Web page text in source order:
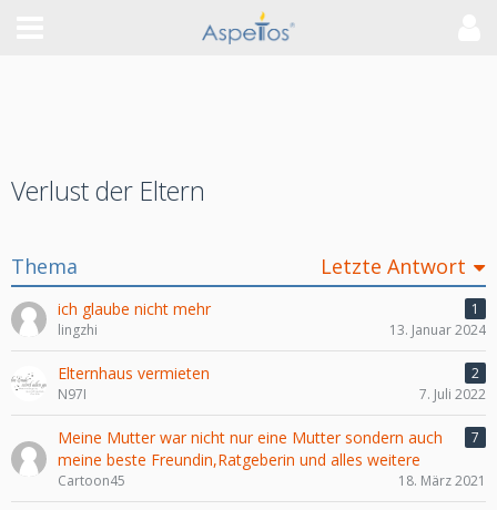
Verlust der Eltern
Thema Letzte Antwort
ich glaube nicht mehr
1
lingzhi
13. Januar 2024
Elternhaus vermieten
2
N97I
7. Juli 2022
Meine Mutter war nicht nur eine Mutter sondern auch
meine beste Freundin,Ratgeberin und alles weitere
7
Cartoon45 18. März 2021